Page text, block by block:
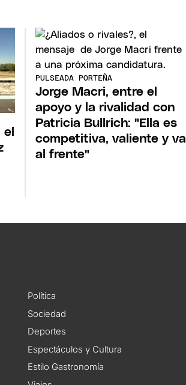
PULSEADA PORTEÑA
Jorge Macri, entre el
apoyo y la rivalidad con
Patricia Bullrich: "Ella es
competitiva, valiente y va
al frente"
Política
Sociedad
Deportes
Espectáculos y Cultura
Estilo Gastronomía